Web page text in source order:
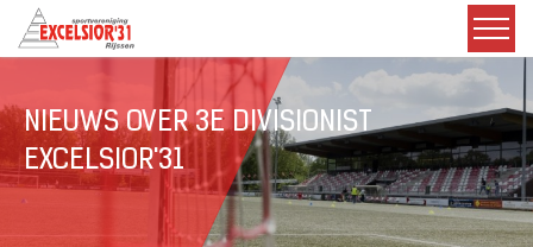
NIEUWS OVER 3E DIVISIONIST
EXCELSIOR'31